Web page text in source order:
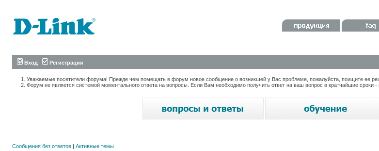
Вход Регистрация
Уважаемые посетители форума! Прежде чем помещать в форум новое сообщение о возникшей у Вас проблеме, пожалуйста, поищите ее
Форум не является системой моментального ответа на вопросы. Если Вам необходимо получить ответ на ваш вопрос в кратчайшие сроки
Сообщения без ответов | Активные темы